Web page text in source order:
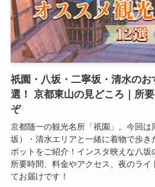
祇園・八坂・二寧坂・清水の
選！ 京都東山の見どころ｜所
ぞ
京都随一の観光名所「祇園」。今回
坂）・清水エリアと一緒に着物で歩き
ポットをご紹介！インスタ映えな八
所要時間、料金やアクセス、夜のラ
てお届けです！